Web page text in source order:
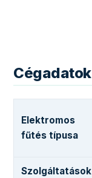
Cégadatok
Elektromos
fűtés típusa
Szolgáltatások